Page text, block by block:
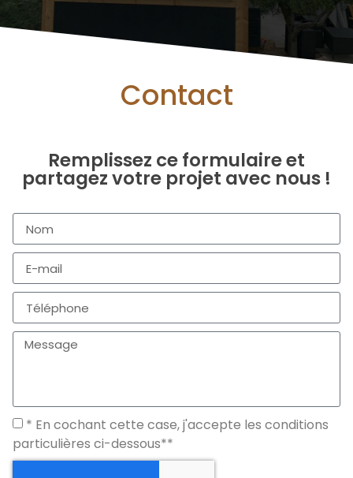
Contact
Remplissez ce formulaire et
partagez votre projet avec nous !
* En cochant cette case, j'accepte les conditions
particulières ci-dessous**